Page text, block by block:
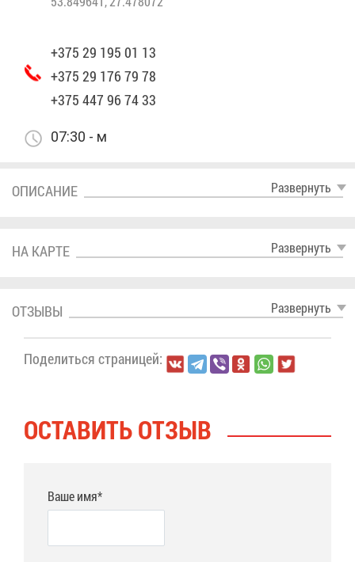
+375 29 195 01 13
+375 29 176 79 78
+375 447 96 74 33
07:30 - м
Раз­вер­нуть
ОПИ­СА­НИЕ
Раз­вер­нуть
НА КАР­ТЕ
Раз­вер­нуть
ОТ­ЗЫ­ВЫ
По­де­лить­ся стра­ни­цей:
ОСТА­ВИТЬ ОТ­ЗЫВ
Ваше имя*